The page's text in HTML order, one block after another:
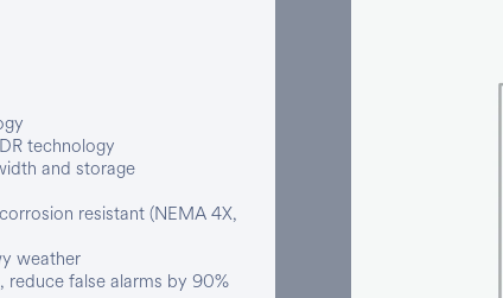
Reles
Ver todo
technology
and storage
resistant (NEMA 4X,
weather
false alarms by 90%